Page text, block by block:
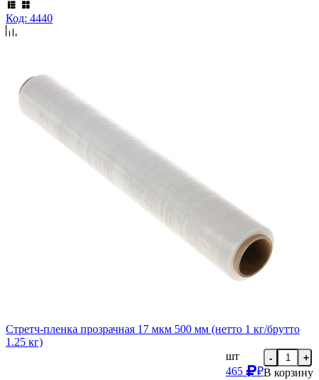
Код: 4440
Стретч-пленка прозрачная 17 мкм 500 мм (нетто 1 кг/брутто
1.25 кг)
шт
465
₽
- +
В корзину